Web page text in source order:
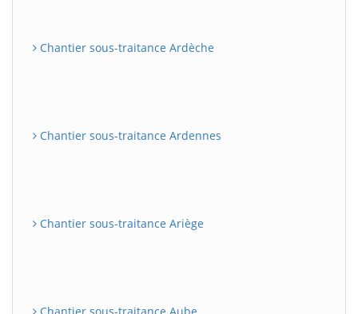
Chantier sous-traitance Ardèche
Chantier sous-traitance Ardennes
Chantier sous-traitance Ariège
Chantier sous-traitance Aube